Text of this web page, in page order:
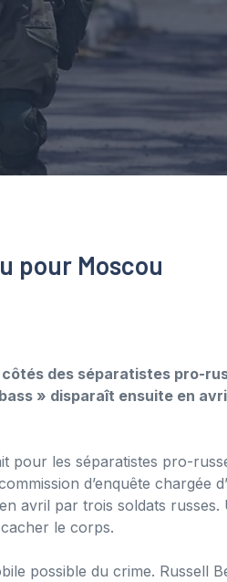
pour Moscou
des séparatistes pro-
» disparaît ensuite en
les séparatistes pro-
d’enquête chargée
avril par trois soldats russes.
le corps.
possible du crime. Russell